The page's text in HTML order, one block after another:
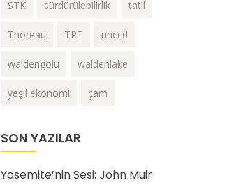
STK sürdürülebilirlik tatil
Thoreau TRT unccd
waldengölü waldenlake
yeşil ekonomi çam
SON YAZILAR
Yosemite’nin Sesi: John Muir